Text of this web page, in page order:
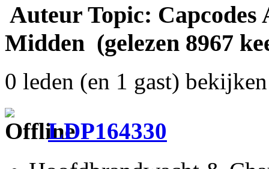
Auteur Topic: Capcodes
Midden (gelezen 8967
0 leden (en 1 gast)
LDP164330